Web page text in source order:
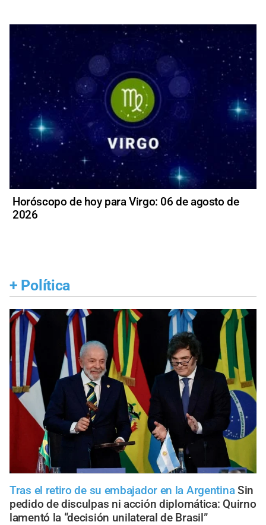
Horóscopo de hoy para Virgo: 06 de agosto de
2026
+ Política
Tras el retiro de su embajador en la Argentina Sin
pedido de disculpas ni acción diplomática: Quirno
lamentó la “decisión unilateral de Brasil”